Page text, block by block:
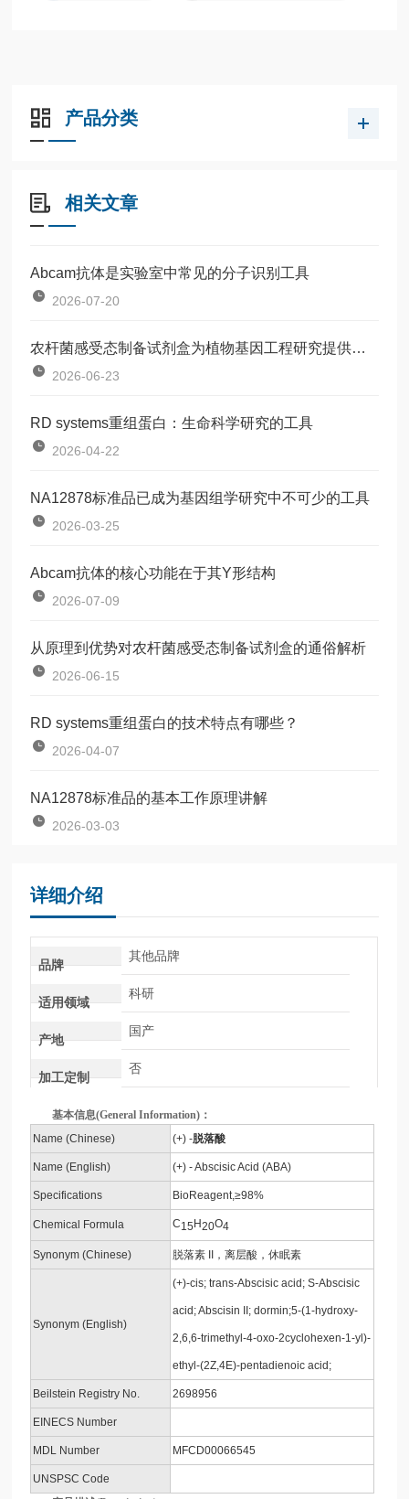
产品分类
相关文章
Abcam抗体是实验室中常见的分子识别工具
2026-07-20
农杆菌感受态制备试剂盒为植物基因工程研究提供了一种标准化工具
2026-06-23
RD systems重组蛋白：生命科学研究的工具
2026-04-22
NA12878标准品已成为基因组学研究中不可少的工具
2026-03-25
Abcam抗体的核心功能在于其Y形结构
2026-07-09
从原理到优势对农杆菌感受态制备试剂盒的通俗解析
2026-06-15
RD systems重组蛋白的技术特点有哪些？
2026-04-07
NA12878标准品的基本工作原理讲解
2026-03-03
详细介绍
品牌
其他品牌
适用领域
科研
产地
国产
加工定制
否
基本信息(General Information)：
Name (Chinese)
(+) -脱落酸
Name (English) (+) - Abscisic Acid (ABA)
Specifications BioReagent,≥98%
Chemical Formula C15 H20O4
Synonym (Chinese) 脱落素 II，离层酸，休眠素
Synonym (English)
(+)-cis; trans-Abscisic acid; S-Abscisic
acid; Abscisin II; dormin;5-(1-hydroxy-
2,6,6-trimethyl-4-oxo-2cyclohexen-1-yl)-
ethyl-(2Z,4E)-pentadienoic acid;
Beilstein Registry No. 2698956
EINECS Number
MDL Number MFCD00066545
UNSPSC Code